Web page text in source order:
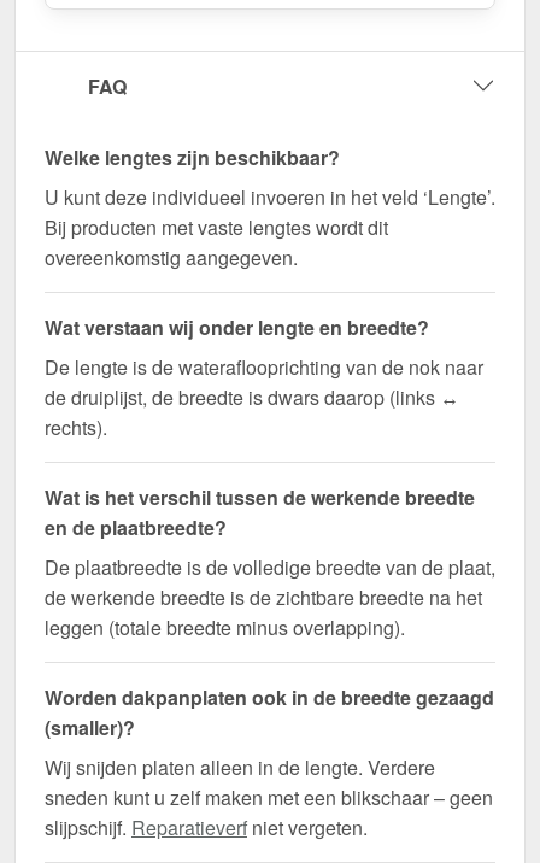
FAQ
Welke lengtes zijn beschikbaar?
U kunt deze individueel invoeren in het veld ‘Lengte’.
Bij producten met vaste lengtes wordt dit
overeenkomstig aangegeven.
Wat verstaan wij onder lengte en breedte?
De lengte is de wateraflooprichting van de nok naar
de druiplijst, de breedte is dwars daarop (links ↔
rechts).
Wat is het verschil tussen de werkende breedte
en de plaatbreedte?
De plaatbreedte is de volledige breedte van de plaat,
de werkende breedte is de zichtbare breedte na het
leggen (totale breedte minus overlapping).
Worden dakpanplaten ook in de breedte gezaagd
(smaller)?
Wij snijden platen alleen in de lengte. Verdere
sneden kunt u zelf maken met een blikschaar – geen
slijpschijf. Reparatieverf niet vergeten.